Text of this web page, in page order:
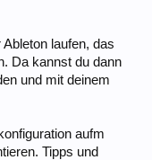
laufen, das
Da kannst du dann
und mit deinem
aufm
Tipps und